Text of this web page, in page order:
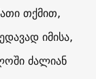
თქმით,
იმისა,
ძალიან